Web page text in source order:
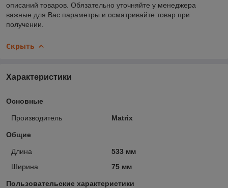
описаний товаров. Обязательно уточняйте у менеджера
важные для Вас параметры и осматривайте товар при
получении.
Скрыть
Характеристики
Основные
Производитель Matrix
Общие
Длина
533 мм
Ширина
75 мм
Пользовательские характеристики